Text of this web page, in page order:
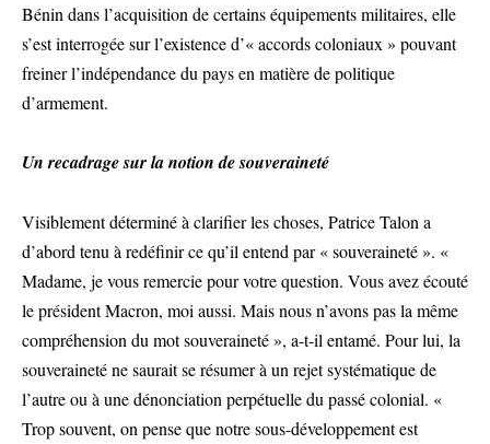
Bénin dans l’acquisition de certains équipements militaires, elle
s’est interrogée sur l’existence d’« accords coloniaux » pouvant
freiner l’indépendance du pays en matière de politique
d’armement.
Un recadrage sur la notion de souveraineté
Visiblement déterminé à clarifier les choses, Patrice Talon a
d’abord tenu à redéfinir ce qu’il entend par « souveraineté ». «
Madame, je vous remercie pour votre question. Vous avez écouté
le président Macron, moi aussi. Mais nous n’avons pas la même
compréhension du mot souveraineté », a-t-il entamé. Pour lui, la
souveraineté ne saurait se résumer à un rejet systématique de
l’autre ou à une dénonciation perpétuelle du passé colonial. «
Trop souvent, on pense que notre sous-développement est